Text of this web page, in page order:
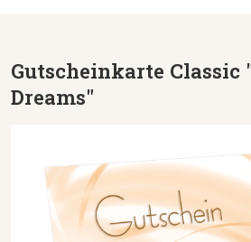
Gutscheinkarte Classic
Dreams"